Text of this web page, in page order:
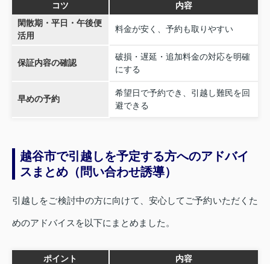
コツ
内容
閑散期・平日・午後便
活用
料金が安く、予約も取りやすい
保証内容の確認
破損・遅延・追加料金の対応を明確
にする
早めの予約
希望日で予約でき、引越し難民を回
避できる
越谷市で引越しを予定する方へのアドバイ
スまとめ（問い合わせ誘導）
引越しをご検討中の方に向けて、安心してご予約いただくた
めのアドバイスを以下にまとめました。
ポイント 内容